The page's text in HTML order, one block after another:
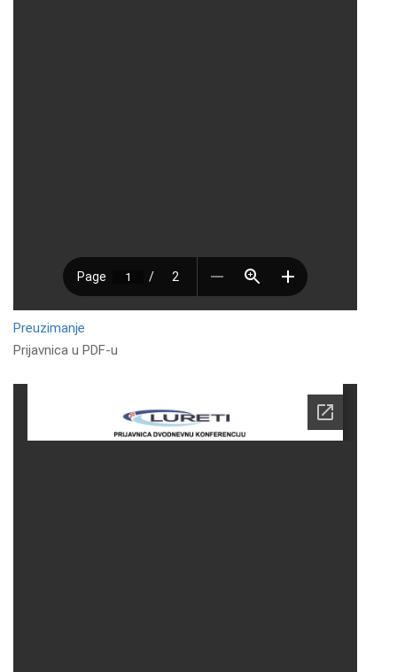
Preuzimanje
Prijavnica u PDF-u